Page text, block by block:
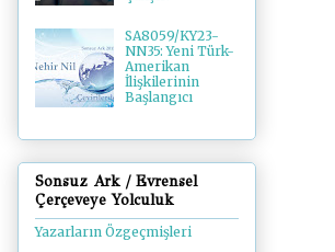
SA8059/KY23-
NN35: Yeni Türk-
Amerikan
İlişkilerinin
Başlangıcı
Sonsuz Ark / Evrensel
Çerçeveye Yolculuk
Yazarların Özgeçmişleri